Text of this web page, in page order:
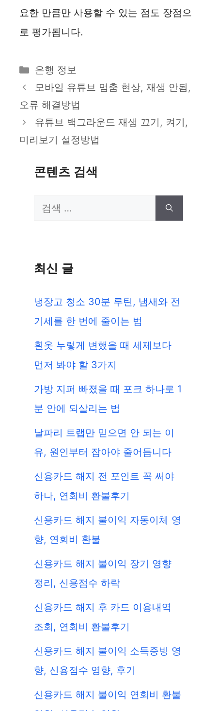
요한 만큼만 사용할 수 있는 점도 장점으
로 평가됩니다.
카
테
리
은행 정보
모바일 유튜브 멈춤 현상, 재생 안됨,
오류 해결방법
유튜브 백그라운드 재생 끄기, 켜기,
미리보기 설정방법
콘텐츠 검색
검
최신 글
냉장고 청소 30분 루틴, 냄새와 전
기세를 한 번에 줄이는 법
흰옷 누렇게 변했을 때 세제보다
먼저 봐야 할 3가지
가방 지퍼 빠졌을 때 포크 하나로 1
분 안에 되살리는 법
날파리 트랩만 믿으면 안 되는 이
유, 원인부터 잡아야 줄어듭니다
신용카드 해지 전 포인트 꼭 써야
하나, 연회비 환불후기
신용카드 해지 불이익 자동이체 영
향, 연회비 환불
신용카드 해지 불이익 장기 영향
정리, 신용점수 하락
신용카드 해지 후 카드 이용내역
조회, 연회비 환불후기
신용카드 해지 불이익 소득증빙 영
향, 신용점수 영향, 후기
신용카드 해지 불이익 연회비 환불